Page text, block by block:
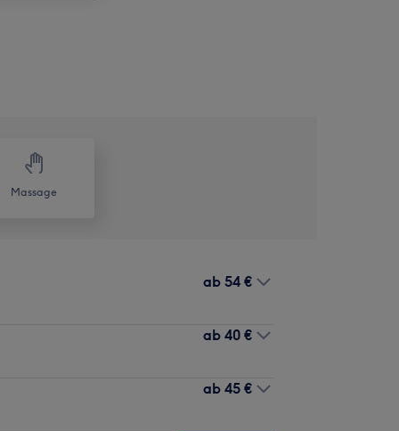
Massage
ab 54 €
ab 40 €
ab 45 €